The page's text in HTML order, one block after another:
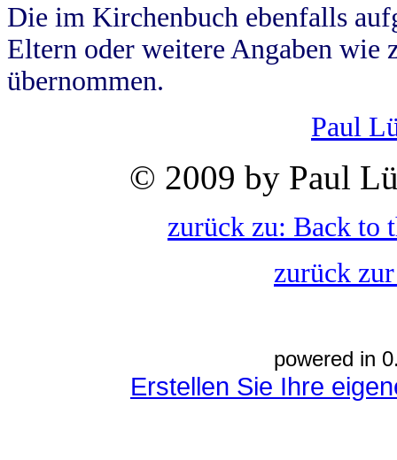
Die im Kirchenbuch ebenfalls
Eltern oder weitere Angaben wie
übernommen.
Paul
© 2009 by Paul
zurück zu: Back to
zurück
powered in
Erstellen Sie Ihre